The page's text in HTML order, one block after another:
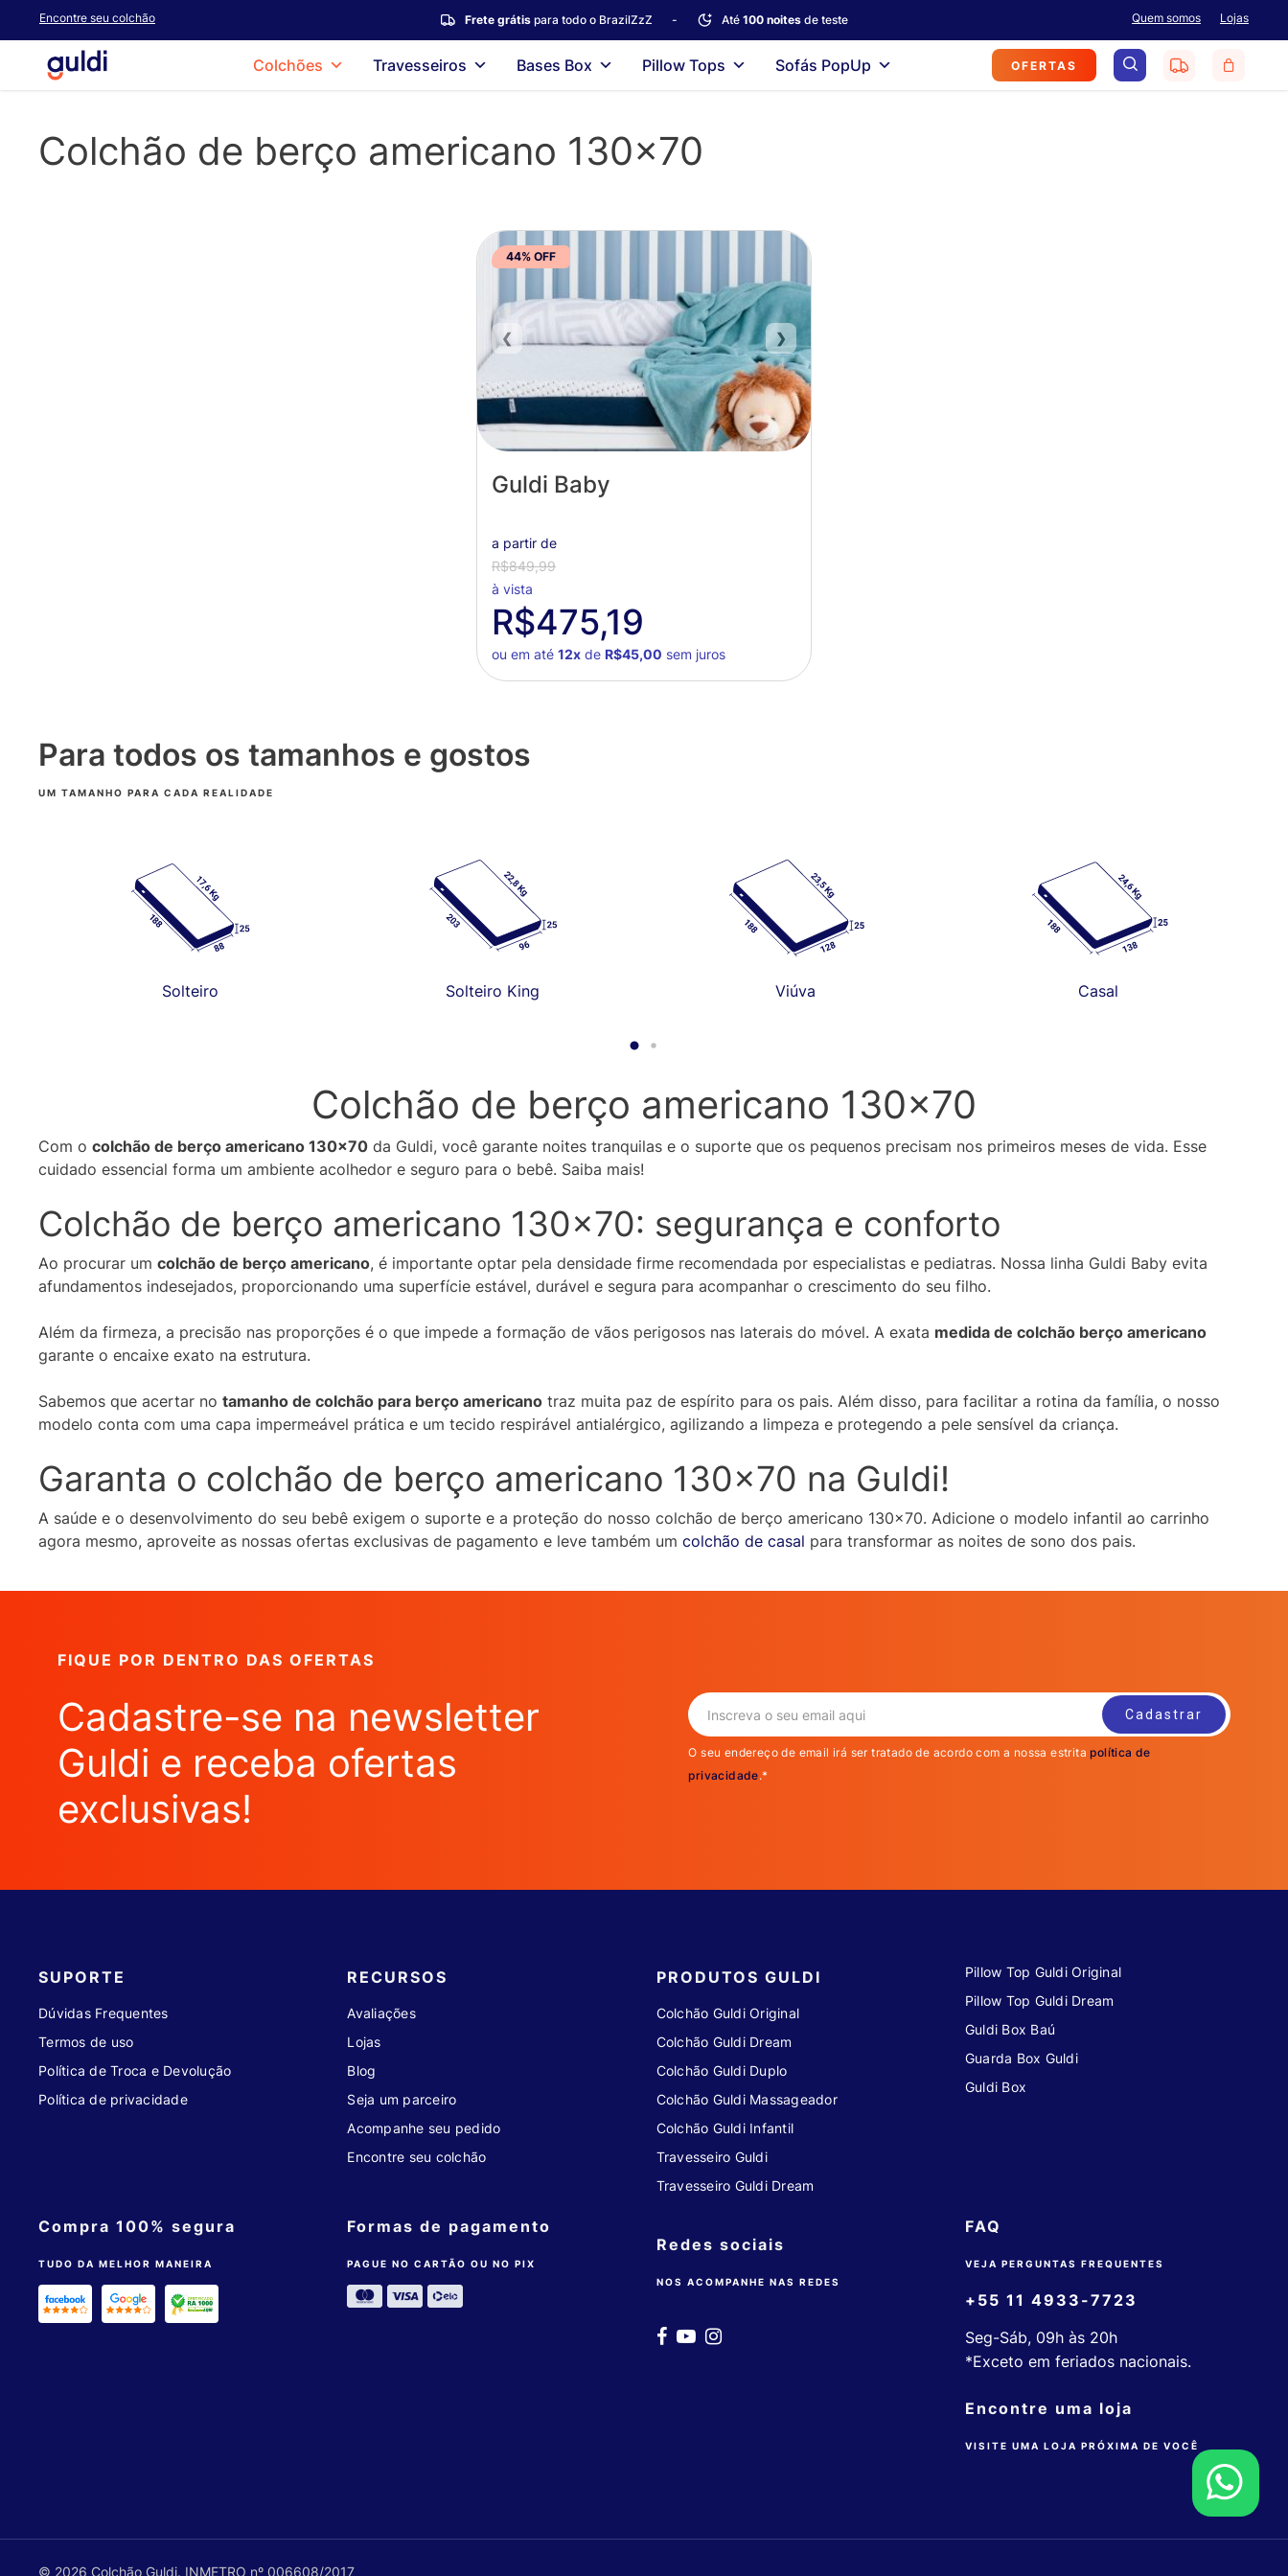
content
Encontre seu colchão Frete grátispara todo o BrazilZzZ - Até 100 noitesde teste Lojas
Quem somos
Colchões Travesseiros Bases Box Pillow Tops Sofás PopUp OFERTAS search
Colchão de berço americano 130×70
44% OFF
❮ ❯
Guldi Baby
a partir de
R$849,99
à vista
R$475,19
ou em até 12x de R$45,00 sem juros
Para todos os tamanhos e gostos
UM TAMANHO PARA CADA REALIDADE
Solteiro Solteiro King Viúva Casal
Colchão de berço americano 130×70
Com o colchão de berço americano 130×70 da Guldi, você garante noites tranquilas e o suporte que os pequenos precisam nos primeiros meses de vida. Esse
cuidado essencial forma um ambiente acolhedor e seguro para o bebê. Saiba mais!
Colchão de berço americano 130×70: segurança e conforto
Ao procurar um colchão de berço americano, é importante optar pela densidade firme recomendada por especialistas e pediatras. Nossa linha Guldi Baby evita
afundamentos indesejados, proporcionando uma superfície estável, durável e segura para acompanhar o crescimento do seu filho.
Além da firmeza, a precisão nas proporções é o que impede a formação de vãos perigosos nas laterais do móvel. A exata medida de colchão berço americano
garante o encaixe exato na estrutura.
Sabemos que acertar no tamanho de colchão para berço americano traz muita paz de espírito para os pais. Além disso, para facilitar a rotina da família, o nosso
modelo conta com uma capa impermeável prática e um tecido respirável antialérgico, agilizando a limpeza e protegendo a pele sensível da criança.
Garanta o colchão de berço americano 130×70 na Guldi!
A saúde e o desenvolvimento do seu bebê exigem o suporte e a proteção do nosso colchão de berço americano 130×70. Adicione o modelo infantil ao carrinho
agora mesmo, aproveite as nossas ofertas exclusivas de pagamento e leve também um colchão de casal para transformar as noites de sono dos pais.
FIQUE POR DENTRO DAS OFERTAS
Cadastre-se na newsletter
Guldi e receba ofertas
exclusivas!
O seu endereço de email irá ser tratado de acordo com a nossa estritapolítica de
privacidade.*
SUPORTE
Dúvidas Frequentes
Termos de uso
Política de Troca e Devolução
Política de privacidade
Compra 100% segura
TUDO DA MELHOR MANEIRA
RECURSOS
Avaliações
Lojas
Blog
Seja um parceiro
Acompanhe seu pedido
Encontre seu colchão
Formas de pagamento
PAGUE NO CARTÃO OU NO PIX
PRODUTOS GULDI
Colchão Guldi Original
Colchão Guldi Dream
Colchão Guldi Duplo
Colchão Guldi Massageador
Colchão Guldi Infantil
Travesseiro Guldi
Travesseiro Guldi Dream
Redes sociais
NOS ACOMPANHE NAS REDES
Pillow Top Guldi Original
Pillow Top Guldi Dream
Guldi Box Baú
Guarda Box Guldi
Guldi Box
FAQ
VEJA PERGUNTAS FREQUENTES
+55 11 4933-7723
Seg-Sáb, 09h às 20h
*Exceto em feriados nacionais.
Encontre uma loja
VISITE UMA LOJA PRÓXIMA DE VOCÊ
© 2026 Colchão Guldi. INMETRO nº 006608/2017
Menu